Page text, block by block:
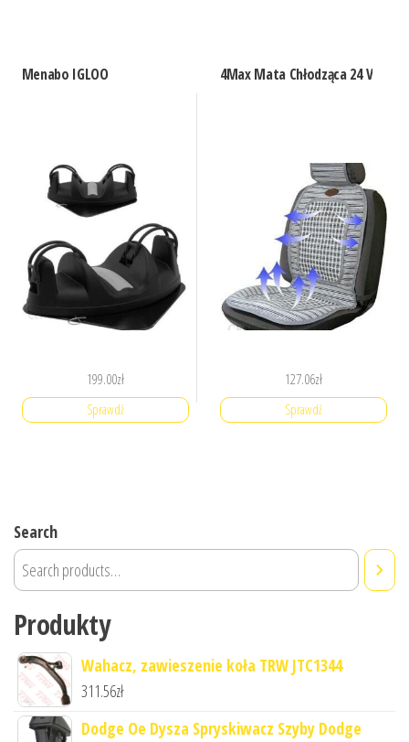
Menabo IGLOO
199.00zł
Sprawdź
4Max Mata Chłodząca 24 V
127.06zł
Sprawdź
Search
Produkty
Wahacz, zawieszenie koła TRW JTC1344
311.56zł
Dodge Oe Dysza Spryskiwacz Szyby Dodge